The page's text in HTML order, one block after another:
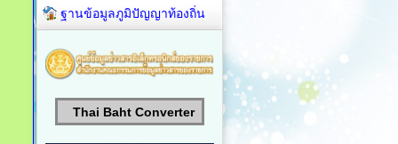
ฐานข้อมูลภูมิปัญญาท้องถิ่น
Thai Baht Converter